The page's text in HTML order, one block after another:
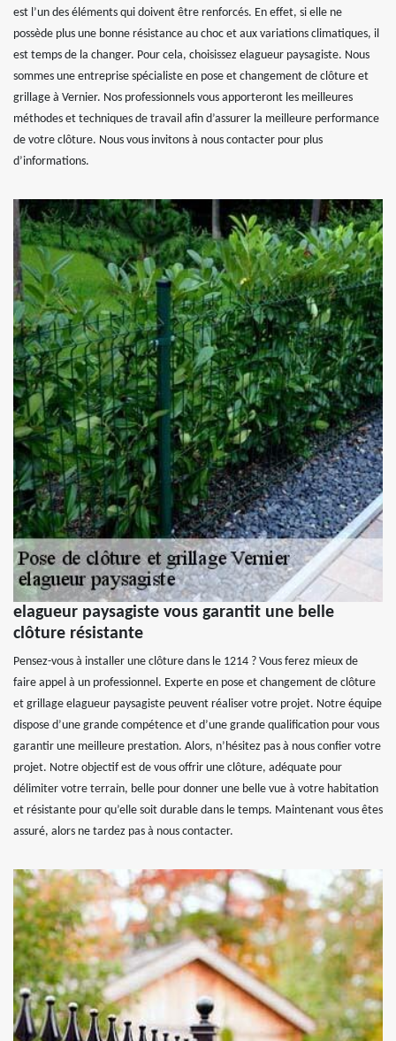
est l’un des éléments qui doivent être renforcés. En effet, si elle ne
possède plus une bonne résistance au choc et aux variations climatiques, il
est temps de la changer. Pour cela, choisissez elagueur paysagiste. Nous
sommes une entreprise spécialiste en pose et changement de clôture et
grillage à Vernier. Nos professionnels vous apporteront les meilleures
méthodes et techniques de travail afin d’assurer la meilleure performance
de votre clôture. Nous vous invitons à nous contacter pour plus
d’informations.
elagueur paysagiste vous garantit une belle
clôture résistante
Pensez-vous à installer une clôture dans le 1214 ? Vous ferez mieux de
faire appel à un professionnel. Experte en pose et changement de clôture
et grillage elagueur paysagiste peuvent réaliser votre projet. Notre équipe
dispose d’une grande compétence et d’une grande qualification pour vous
garantir une meilleure prestation. Alors, n’hésitez pas à nous confier votre
projet. Notre objectif est de vous offrir une clôture, adéquate pour
délimiter votre terrain, belle pour donner une belle vue à votre habitation
et résistante pour qu’elle soit durable dans le temps. Maintenant vous êtes
assuré, alors ne tardez pas à nous contacter.